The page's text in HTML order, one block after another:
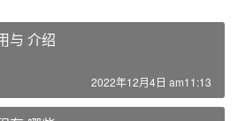
网站建设中色彩的应用与 介绍
2022年12月4日 am11:13